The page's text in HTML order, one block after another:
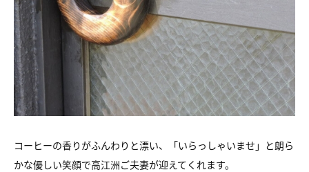
コーヒーの香りがふんわりと漂い、「いらっしゃいませ」と朗ら
かな優しい笑顔で高江洲ご夫妻が迎えてくれます。